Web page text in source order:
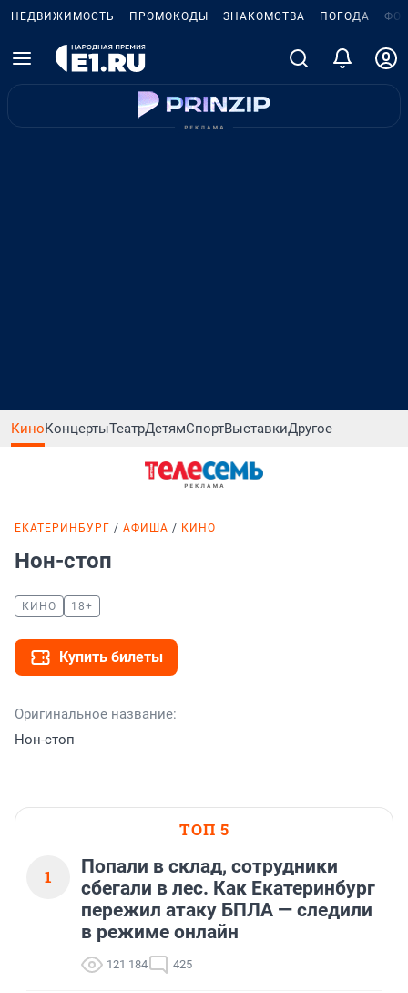
НЕДВИЖИМОСТЬ ПРОМОКОДЫ ЗНАКОМСТВА ПОГОДА
КиноКонцертыТеатрДетямСпортВыставкиДругое
ЕКАТЕРИНБУРГ АФИША КИНО
Нон-стоп
КИНО 18+
Купить билеты
Оригинальное название:
Нон-стоп
ТОП 5
1
Попали в склад, сотрудники
сбегали в лес. Как Екатеринбург
пережил атаку БПЛА — следили
в режиме онлайн
121 184 425